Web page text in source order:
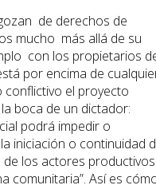
de derechos de
mucho más allá de su
con los propietarios
por encima de
conflictivo el proyecto
boca de un dictador:
podrá impedir o
iniciación o continuidad
los actores productivos
comunitaria”. Así es